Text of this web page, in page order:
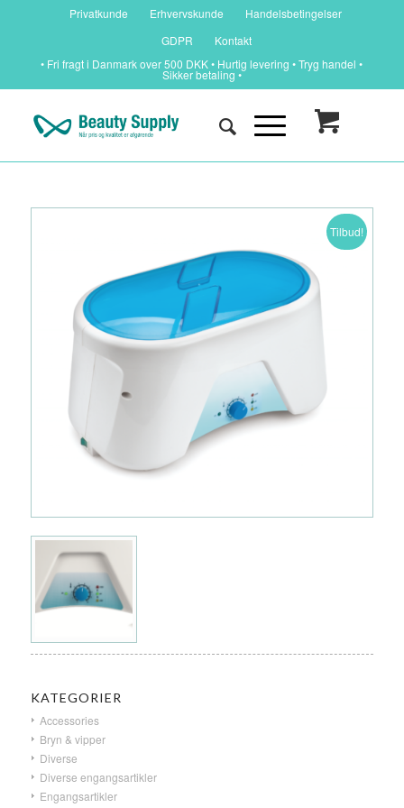
Privatkunde Erhvervskunde
Handelsbetingelser
GDPR
Kontakt
• Fri fragt i Danmark over 500 DKK • Hurtig levering • Tryg handel •
Sikker betaling •
Tilbud!
KATEGORIER
Accessories
Bryn & vipper
Diverse
Diverse engangsartikler
Engangsartikler